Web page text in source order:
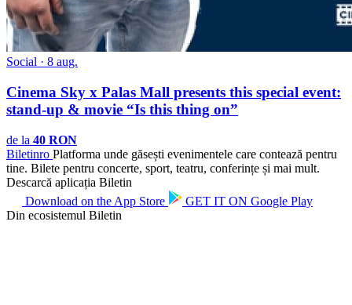
Social · 8 aug.
Cinema Sky x Palas Mall presents this special event:
stand-up & movie “Is this thing on”
de la 40 RON
Biletinro Platforma unde găsești evenimentele care contează pentru
tine. Bilete pentru concerte, sport, teatru, conferințe și mai mult.
Descarcă aplicația Biletin
Download on the App Store GET IT ON Google Play
Din ecosistemul Biletin